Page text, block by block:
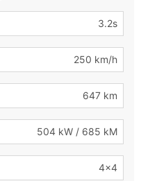
3.2s
250 km/h
647 km
504 kW / 685 kM
4x4